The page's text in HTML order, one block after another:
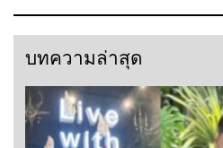
บทความล่าสุด